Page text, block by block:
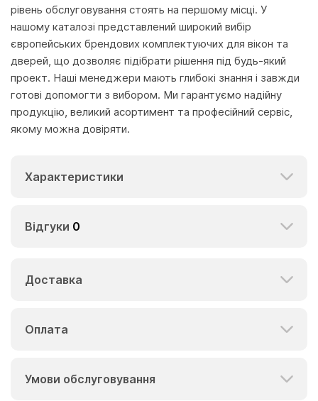
рівень обслуговування стоять на першому місці. У
нашому каталозі представлений широкий вибір
європейських брендових комплектуючих для вікон та
дверей, що дозволяє підібрати рішення під будь-який
проект. Наші менеджери мають глибокі знання і завжди
готові допомогти з вибором. Ми гарантуємо надійну
продукцію, великий асортимент та професійний сервіс,
якому можна довіряти.
Характеристики
Відгуки 0
Доставка
Оплата
Умови обслуговування